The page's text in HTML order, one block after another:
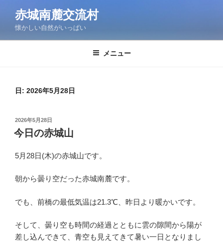
ン
赤城南麓交流村
懐かしい自然がいっぱい
メニュー
日: 2026年5月28日
投
稿
日:
2026年5月28日
今日の赤城山
5月28日(木)の赤城山です。
朝から曇り空だった赤城南麓です。
でも、前橋の最低気温は21.3℃、昨日より暖かいです。
そして、曇り空も時間の経過とともに雲の隙間から陽が
差し込んできて、青空も見えてきて暑い一日となりまし